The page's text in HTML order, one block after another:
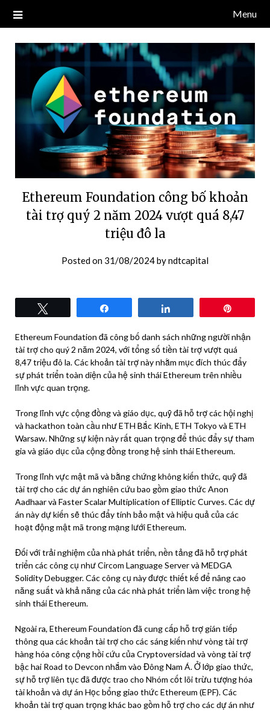
NDT CAPITAL | BLOG TIỀN
ĐIỆN TỬ CRYPTO
Blog về thị trường crypto, tiền điện tử, tiền mã hoá, công nghệ
blockchain.
Menu
Ethereum Foundation công bố khoản
tài trợ quý 2 năm 2024 vượt quá 8,47
triệu đô la
Posted on 31/08/2024byndtcapital
Ethereum Foundation đã công bố danh sách những người nhận
tài trợ cho quý 2 năm 2024, với tổng số tiền tài trợ vượt quá
8,47 triệu đô la. Các khoản tài trợ này nhằm mục đích thúc đẩy
sự phát triển toàn diện của hệ sinh thái Ethereum trên nhiều
lĩnh vực quan trọng.
Trong lĩnh vực cộng đồng và giáo dục, quỹ đã hỗ trợ các hội nghị
và hackathon toàn cầu như ETH Bắc Kinh, ETH Tokyo và ETH
Warsaw. Những sự kiện này rất quan trọng để thúc đẩy sự tham
gia và giáo dục của cộng đồng trong hệ sinh thái Ethereum.
Trong lĩnh vực mật mã và bằng chứng không kiến ​​thức, quỹ đã
tài trợ cho các dự án nghiên cứu bao gồm giao thức Anon
Aadhaar và Faster Scalar Multiplication of Elliptic Curves. Các dự
án này dự kiến ​​sẽ thúc đẩy tính bảo mật và hiệu quả của các
hoạt động mật mã trong mạng lưới Ethereum.
Đối với trải nghiệm của nhà phát triển, nền tảng đã hỗ trợ phát
triển các công cụ như Circom Language Server và MEDGA
Solidity Debugger. Các công cụ này được thiết kế để nâng cao
năng suất và khả năng của các nhà phát triển làm việc trong hệ
sinh thái Ethereum.
Ngoài ra, Ethereum Foundation đã cung cấp hỗ trợ gián tiếp
thông qua các khoản tài trợ cho các sáng kiến ​​như vòng tài trợ
hàng hóa công cộng hồi cứu của Cryptoversidad và vòng tài trợ
bậc hai Road to Devcon nhắm vào Đông Nam Á. Ở lớp giao thức,
sự hỗ trợ liên tục đã được trao cho Nhóm cốt lõi trừu tượng hóa
tài khoản và dự án Học bổng giao thức Ethereum (EPF). Các
khoản tài trợ quan trọng khác bao gồm hỗ trợ cho các dự án như